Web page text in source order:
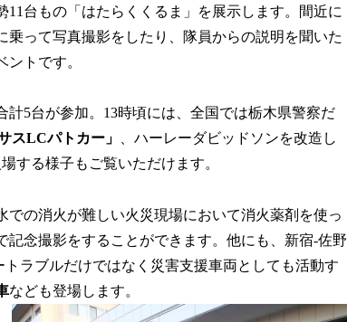
台もの「はたらくくるま」を展示します。間近に
って写真撮影をしたり、隊員からの説明を聞いた
トです。
5台が参加。13時頃には、全国では栃木県警察だ
スLCパトカー」
、ハーレーダビッドソンを改造し
する様子もご覧いただけます。
の消火が難しい火災現場において消火薬剤を使っ
記念撮影をすることができます。他にも、新宿-佐野
トラブルだけではなく災害支援車両としても活動す
なども登場します。